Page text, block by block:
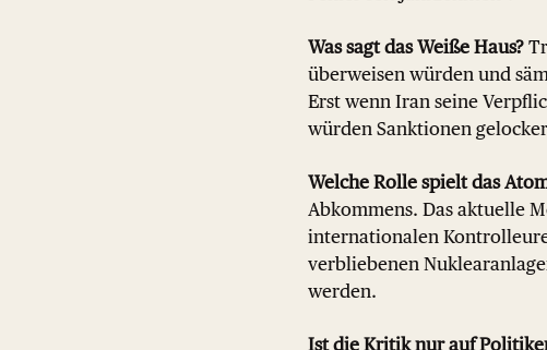
Was sagt das Weiße Haus?
überweisen würden und
Erst wenn Iran seine
würden Sanktionen
Welche Rolle spielt das
Abkommens. Das aktuelle
internationalen
verbliebenen
werden.
Ist die Kritik nur auf